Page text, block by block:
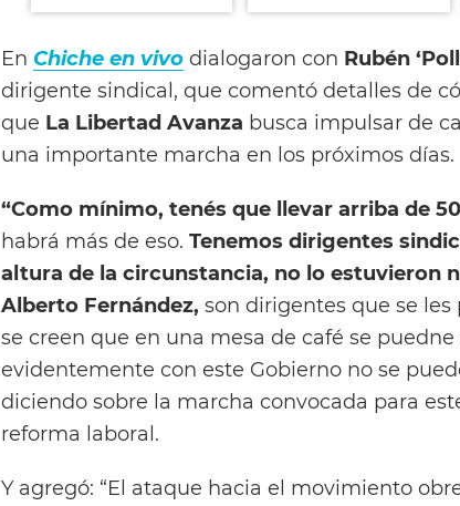
En Chiche en vivo dialogaron con Rubén
dirigente sindical, que comentó detalles de
que La Libertad Avanza busca impulsar de
una importante marcha en los próximos días.
“Como mínimo, tenés que llevar arriba de
habrá más de eso. Tenemos dirigentes
altura de la circunstancia, no lo estuvieron
Alberto Fernández, son dirigentes que se
se creen que en una mesa de café se puedne
evidentemente con este Gobierno no se
diciendo sobre la marcha convocada para
reforma laboral.
Y agregó: “El ataque hacia el movimiento